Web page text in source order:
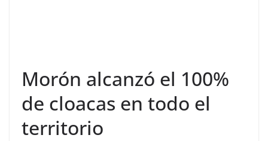
Morón alcanzó el 100%
de cloacas en todo el
territorio